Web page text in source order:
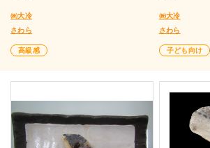
㈱大冷
さわら
高級感
㈱大冷
さわら
子ども向け